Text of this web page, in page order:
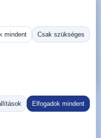
funkcióval,
készülékekhez
Ugrás:
mindent Csak szükséges
Elfogadok mindent